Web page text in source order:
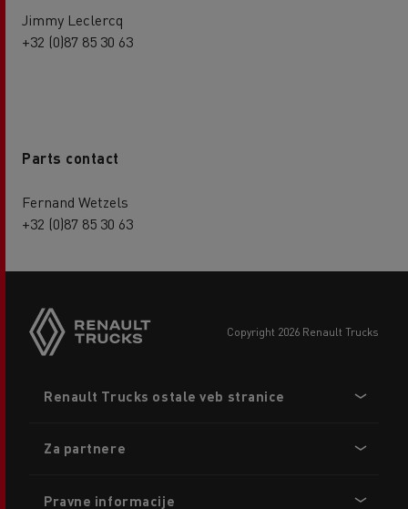
Jimmy Leclercq
+32 (0)87 85 30 63
Parts contact
Fernand Wetzels
+32 (0)87 85 30 63
copyright 2026 Renault Trucks
menu
Renault Trucks ostale veb stranice
Za partnere
Pravne informacije